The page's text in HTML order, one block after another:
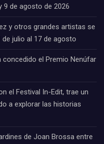
9 de agosto de 2026
y otros grandes artistas se
de julio al 17 de agosto
concedido el Premio Nenúfar
el Festival In-Edit, trae un
a explorar las historias
de Joan Brossa entre